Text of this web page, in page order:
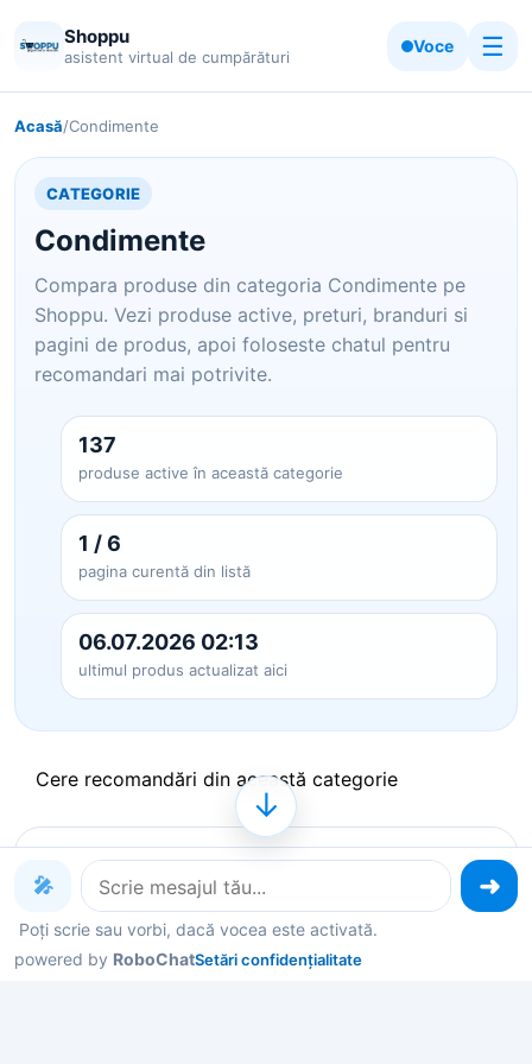
Shoppu
asistent virtual de cumpărături
Voce ☰
Acasă/Condimente
CATEGORIE
Condimente
Compara produse din categoria Condimente pe
Shoppu. Vezi produse active, preturi, branduri si
pagini de produs, apoi foloseste chatul pentru
recomandari mai potrivite.
137
produse active în această categorie
1 / 6
pagina curentă din listă
06.07.2026 02:13
ultimul produs actualizat aici
Cere recomandări din această categorie
Produse pe care le poți explora
acum
Deschide un produs ca să vezi detalii, sau spune-
🎤
Poți scrie sau vorbi, dacă vocea este activată.
powered by RoboChatSetări confidențialitate
↓